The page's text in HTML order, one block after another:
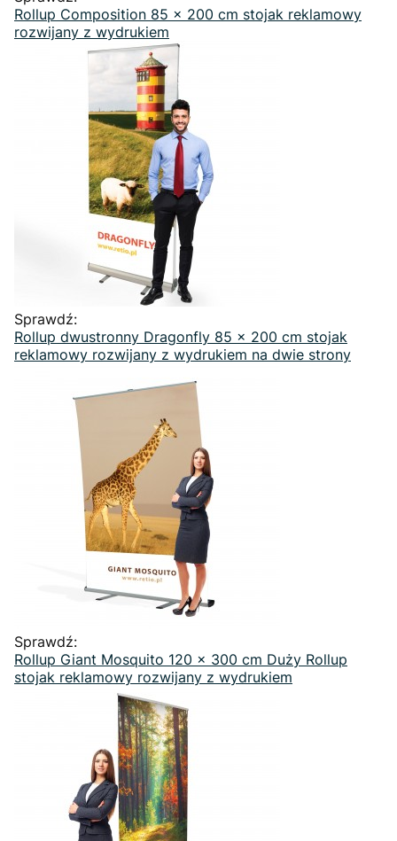
Rollup Composition 85 x 200 cm stojak reklamowy
rozwijany z wydrukiem
Sprawdź:
Rollup dwustronny Dragonfly 85 x 200 cm stojak
reklamowy rozwijany z wydrukiem na dwie strony
Sprawdź:
Rollup Giant Mosquito 120 x 300 cm Duży Rollup
stojak reklamowy rozwijany z wydrukiem